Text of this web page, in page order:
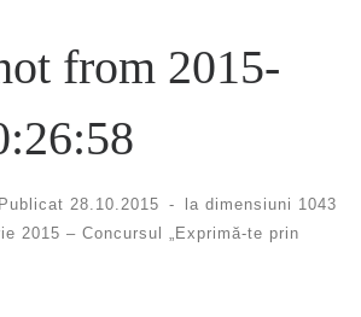
from 2015-
Publicat 28.10.2015 - la dimensiuni 1043
2015 – Concursul „Exprimă-te prin